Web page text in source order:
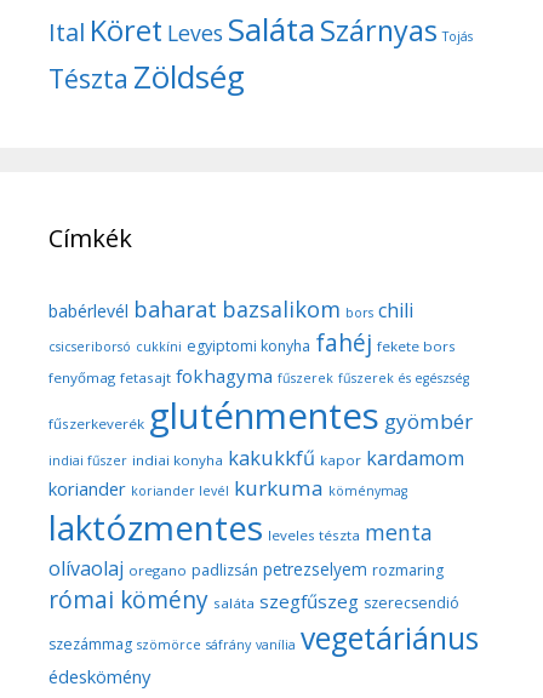
Ital Köret Leves SalátaSzárnyas Tojás
Tészta Zöldség
Címkék
babérlevél baharat bazsalikom bors chili
csicseriborsó cukkíni egyiptomi konyha fahéj fekete bors
fenyőmag fetasajt fokhagyma fűszerek fűszerek és egészség
fűszerkeverék gluténmentes gyömbér
indiai fűszer indiai konyha kakukkfű kapor kardamom
koriander koriander levél kurkuma köménymag
laktózmentes leveles tészta menta
olívaolaj oregano padlizsán petrezselyem rozmaring
római kömény saláta szegfűszeg szerecsendió
szezámmag szömörce sáfrány vanília vegetáriánus
édeskömény